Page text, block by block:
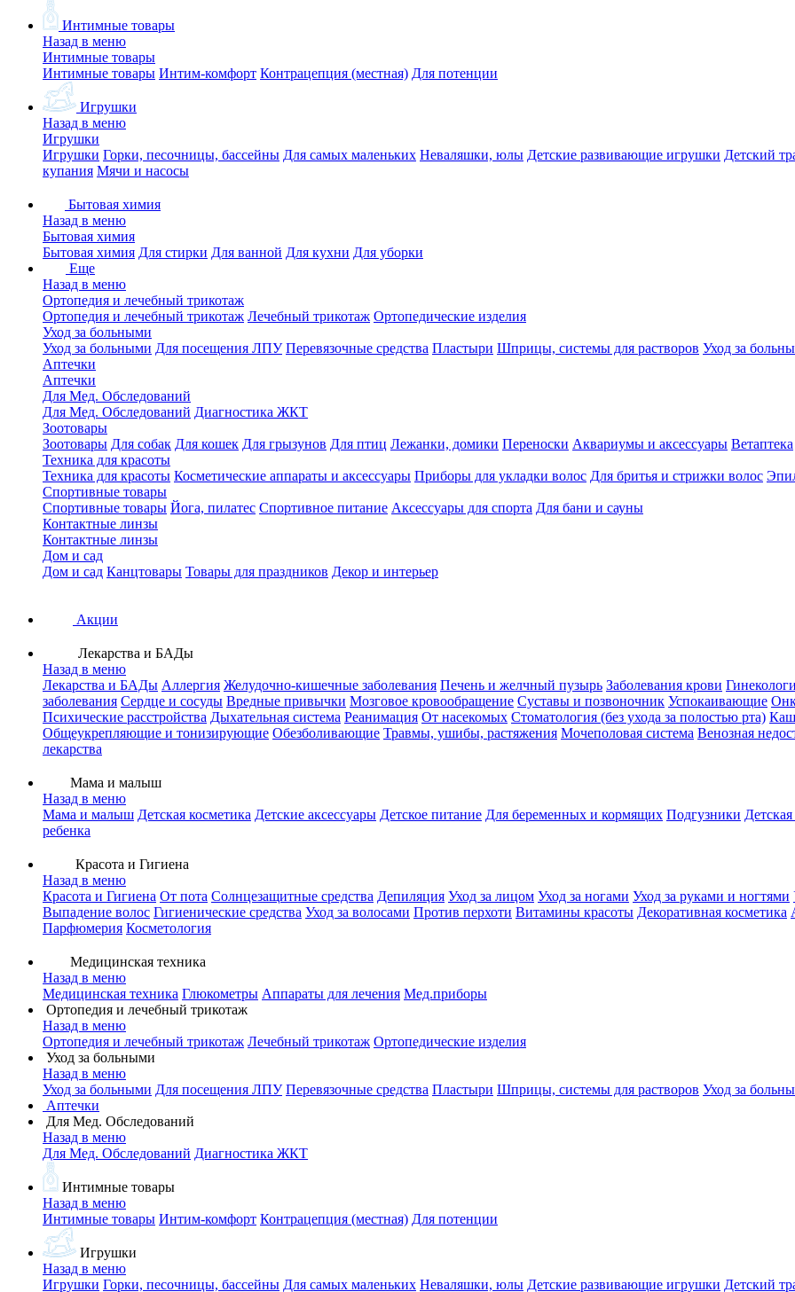
Интимные товары
Назад в меню
Интимные товары
Интимные товары Интим-комфорт Контрацепция (местная) Для потенции
Игрушки
Назад в меню
Игрушки
Игрушки Горки, песочницы, бассейны Для самых маленьких Неваляшки, юлы Детские развивающие игрушки Детский
купания Мячи и насосы
Бытовая химия
Назад в меню
Бытовая химия
Бытовая химия Для стирки Для ванной Для кухни Для уборки
Еще
Назад в меню
Ортопедия и лечебный трикотаж
Ортопедия и лечебный трикотаж Лечебный трикотаж Ортопедические изделия
Уход за больными
Уход за больными Для посещения ЛПУ Перевязочные средства Пластыри Шприцы, системы для растворов Уход за
Аптечки
Аптечки
Для Мед. Обследований
Для Мед. Обследований Диагностика ЖКТ
Зоотовары
Зоотовары Для собак Для кошек Для грызунов Для птиц Лежанки, домики Переноски Аквариумы и аксессуары Ветаптека
Техника для красоты
Техника для красоты Косметические аппараты и аксессуары Приборы для укладки волос Для бритья и стрижки волос
Спортивные товары
Спортивные товары Йога, пилатес Спортивное питание Аксессуары для спорта Для бани и сауны
Контактные линзы
Контактные линзы
Дом и сад
Дом и сад Канцтовары Товары для праздников Декор и интерьер
Акции
Лекарства и БАДы
Назад в меню
Лекарства и БАДы Аллергия Желудочно-кишечные заболевания Печень и желчный пузырь Заболевания крови
заболевания Сердце и сосуды Вредные привычки Мозговое кровообращение Суставы и позвоночник Успокаивающие
Психические расстройства Дыхательная система Реанимация От насекомых Стоматология (без ухода за полостью рта)
Общеукрепляющие и тонизирующие Обезболивающие Травмы, ушибы, растяжения Мочеполовая система Венозная
лекарства
Мама и малыш
Назад в меню
Мама и малыш Детская косметика Детские аксессуары Детское питание Для беременных и кормящих Подгузники
ребенка
Красота и Гигиена
Назад в меню
Красота и Гигиена От пота Солнцезащитные средства Депиляция Уход за лицом Уход за ногами Уход за руками и ногтями
Выпадение волос Гигиенические средства Уход за волосами Против перхоти Витамины красоты Декоративная косметика
Парфюмерия Косметология
Медицинская техника
Назад в меню
Медицинская техника Глюкометры Аппараты для лечения Мед.приборы
Ортопедия и лечебный трикотаж
Назад в меню
Ортопедия и лечебный трикотаж Лечебный трикотаж Ортопедические изделия
Уход за больными
Назад в меню
Уход за больными Для посещения ЛПУ Перевязочные средства Пластыри Шприцы, системы для растворов Уход за
Аптечки
Для Мед. Обследований
Назад в меню
Для Мед. Обследований Диагностика ЖКТ
Интимные товары
Назад в меню
Интимные товары Интим-комфорт Контрацепция (местная) Для потенции
Игрушки
Назад в меню
Игрушки Горки, песочницы, бассейны Для самых маленьких Неваляшки, юлы Детские развивающие игрушки Детский